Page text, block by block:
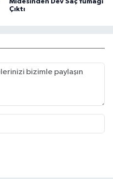
Midesinden Dev Saç Yumağı
Çıktı